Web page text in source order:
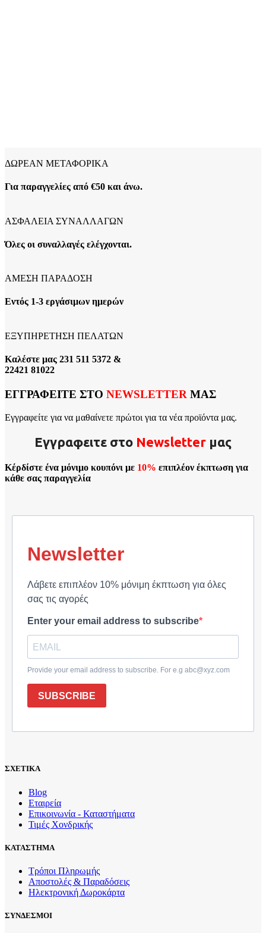
ΔΩΡΕΑΝ ΜΕΤΑΦΟΡΙΚΑ
Για παραγγελίες από €50 και άνω.
ΑΣΦΑΛΕΙΑ ΣΥΝΑΛΛΑΓΩΝ
Όλες οι συναλλαγές ελέγχονται.
ΑΜΕΣΗ ΠΑΡΑΔΟΣΗ
Εντός 1-3 εργάσιμων ημερών
ΕΞΥΠΗΡΕΤΗΣΗ ΠΕΛΑΤΩΝ
Καλέστε μας 231 511 5372 &
22421 81022
ΕΓΓΡΑΦΕΙΤΕ ΣΤΟ NEWSLETTER ΜΑΣ
Εγγραφείτε για να μαθαίνετε πρώτοι για τα νέα προϊόντα μας.
Εγγραφειτε στο Νewsletter μας
Κέρδίστε ένα μόνιμο κουπόνι με 10% επιπλέον έκπτωση για
κάθε σας παραγγελία
Newsletter
Λάβετε επιπλέον 10% μόνιμη έκπτωση για όλες
σας τις αγορές
Enter your email address to subscribe
Provide your email address to subscribe. For e.g abc@xyz.com
SUBSCRIBE
ΣΧΕΤΙΚΑ
Blog
Εταιρεία
Επικοινωνία - Καταστήματα
Τιμές Χονδρικής
ΚΑΤΑΣΤΗΜΑ
Τρόποι Πληρωμής
Αποστολές & Παραδόσεις
Ηλεκτρονική Δωροκάρτα
ΣΥΝΔΕΣΜΟΙ